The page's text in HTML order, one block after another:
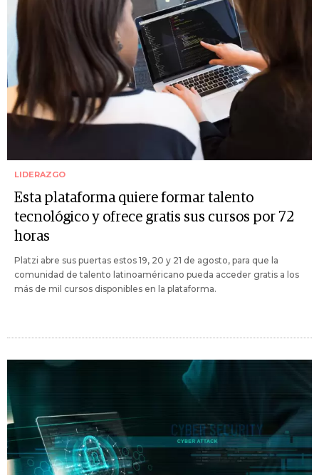
LIDERAZGO
Esta plataforma quiere formar talento
tecnológico y ofrece gratis sus cursos por 72
horas
Platzi abre sus puertas estos 19, 20 y 21 de agosto, para que la
comunidad de talento latinoaméricano pueda acceder gratis a los
más de mil cursos disponibles en la plataforma.